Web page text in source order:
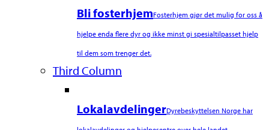
Bli fosterhjemFosterhjem gjør det mulig for oss å
hjelpe enda flere dyr og ikke minst gi spesialtilpasset hjelp
til dem som trenger det.
Third Column
LokalavdelingerDyrebeskyttelsen Norge har